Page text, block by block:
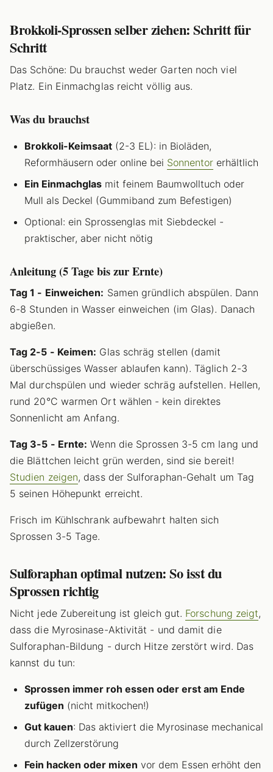
Brokkoli-Sprossen selber ziehen: Schritt für
Schritt
Das Schöne: Du brauchst weder Garten noch viel
Platz. Ein Einmachglas reicht völlig aus.
Was du brauchst
Brokkoli-Keimsaat (2-3 EL): in Bioläden,
Reformhäusern oder online bei Sonnentor erhältlich
Ein Einmachglas mit feinem Baumwolltuch oder
Mull als Deckel (Gummiband zum Befestigen)
Optional: ein Sprossenglas mit Siebdeckel -
praktischer, aber nicht nötig
Anleitung (5 Tage bis zur Ernte)
Tag 1 - Einweichen: Samen gründlich abspülen. Dann
6-8 Stunden in Wasser einweichen (im Glas). Danach
abgießen.
Tag 2-5 - Keimen: Glas schräg stellen (damit
überschüssiges Wasser ablaufen kann). Täglich 2-3
Mal durchspülen und wieder schräg aufstellen. Hellen,
rund 20°C warmen Ort wählen - kein direktes
Sonnenlicht am Anfang.
Tag 3-5 - Ernte: Wenn die Sprossen 3-5 cm lang und
die Blättchen leicht grün werden, sind sie bereit!
Studien zeigen, dass der Sulforaphan-Gehalt um Tag
5 seinen Höhepunkt erreicht.
Frisch im Kühlschrank aufbewahrt halten sich
Sprossen 3-5 Tage.
Sulforaphan optimal nutzen: So isst du
Sprossen richtig
Nicht jede Zubereitung ist gleich gut. Forschung zeigt,
dass die Myrosinase-Aktivität - und damit die
Sulforaphan-Bildung - durch Hitze zerstört wird. Das
kannst du tun:
Sprossen immer roh essen oder erst am Ende
zufügen (nicht mitkochen!)
Gut kauen: Das aktiviert die Myrosinase mechanical
durch Zellzerstörung
Fein hacken oder mixen vor dem Essen erhöht den